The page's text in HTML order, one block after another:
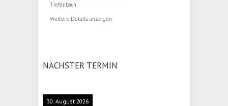
Tiefenbach
Weitere Details anzeigen
NÄCHSTER TERMIN
30. August 2026